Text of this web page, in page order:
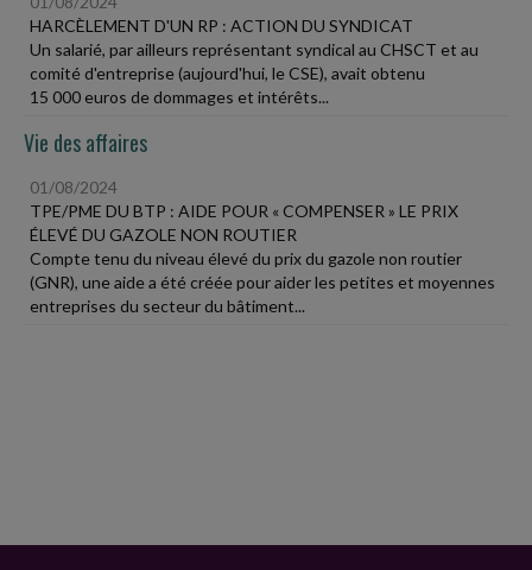
HARCÈLEMENT D'UN RP : ACTION DU SYNDICAT
Un salarié, par ailleurs représentant syndical au CHSCT et au
comité d'entreprise (aujourd'hui, le CSE), avait obtenu
15 000 euros de dommages et intérêts...
Vie des affaires
01/08/2024
TPE/PME DU BTP : AIDE POUR « COMPENSER » LE PRIX
ÉLEVÉ DU GAZOLE NON ROUTIER
Compte tenu du niveau élevé du prix du gazole non routier
(GNR), une aide a été créée pour aider les petites et moyennes
entreprises du secteur du bâtiment...